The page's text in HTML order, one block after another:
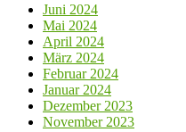
Juni 2024
Mai 2024
April 2024
März 2024
Februar 2024
Januar 2024
Dezember 2023
November 2023